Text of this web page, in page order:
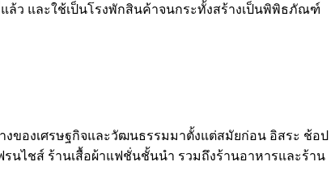
ล้ว และใช้เป็นโรงพักสินค้าจนกระทั้งสร้างเป็นพิพิธภัณฑ์
งของเศรษฐกิจและวัฒนธรรมมาตั้งแต่สมัยก่อน อิสระ ช้อป
นไชส์ ร้านเสื้อผ้าแฟชั่นชั้นนำ รวมถึงร้านอาหารและร้าน